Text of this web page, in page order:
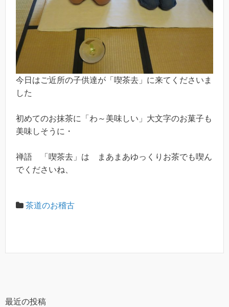
今日はご近所の子供達が「喫茶去」に来てくださいま
した
初めてのお抹茶に「わ～美味しい」大文字のお菓子も
美味しそうに・
禅語 「喫茶去」は まあまあゆっくりお茶でも喫ん
でくださいね、
茶道のお稽古
最近の投稿